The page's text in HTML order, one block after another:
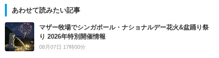
あわせて読みたい記事
マザー牧場でシンガポール・ナショナルデー花火&盆踊り祭
り 2026年特別開催情報
08月07日 17時00分